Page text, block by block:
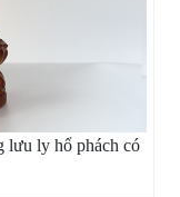
lưu ly hổ phách có